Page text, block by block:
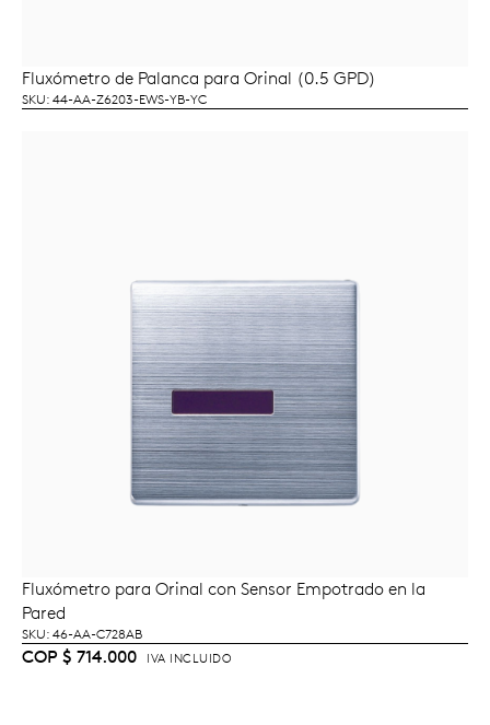
LEER MÁS
Fluxómetro de Palanca para Orinal (0.5 GPD)
SKU: 44-AA-Z6203-EWS-YB-YC
AÑADIR AL CARRITO
Fluxómetro para Orinal con Sensor Empotrado en la
Pared
SKU: 46-AA-C728AB
COP $ 714.000 IVA INCLUIDO